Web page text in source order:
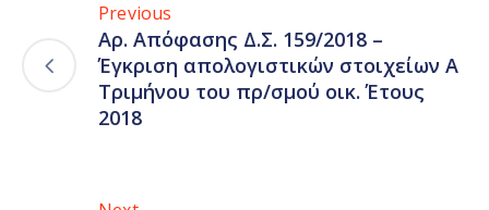
Previous
Αρ. Απόφασης Δ.Σ. 159/2018 –
Έγκριση απολογιστικών στοιχείων Α
Τριμήνου του πρ/σμού οικ. Έτους
2018